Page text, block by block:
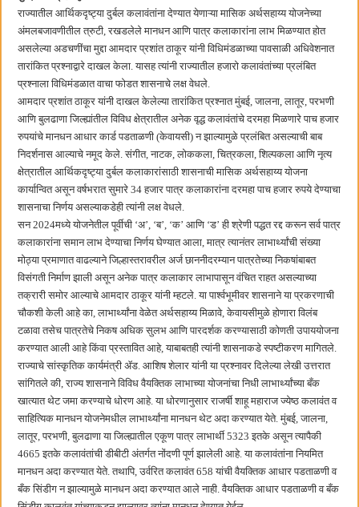
बाल्मर लॉरी आणि शेल इंडियातील कंत्राटी कामगारांना भरघोस पगारवाढ
राज्यातील आर्थिकदृष्ट्या दुर्बल कलावंतांना देण्यात येणाऱ्या मासिक अर्थसहाय्य योजनेच्या
अंमलबजावणीतील त्रुटी, रखडलेले मानधन आणि पात्र कलाकारांना लाभ मिळण्यात होत
असलेल्या अडचणींचा मुद्दा आमदार प्रशांत ठाकूर यांनी विधिमंडळाच्या पावसाळी अधिवेशनात
तारांकित प्रश्नाद्वारे दाखल केला. यासह त्यांनी राज्यातील हजारो कलावंतांच्या प्रलंबित
प्रश्नाला विधिमंडळात वाचा फोडत शासनाचे लक्ष वेधले.
आमदार प्रशांत ठाकूर यांनी दाखल केलेल्या तारांकित प्रश्नात मुंबई, जालना, लातूर, परभणी
आणि बुलढाणा जिल्ह्यांतील विविध क्षेत्रातील अनेक वृद्ध कलावंतांचे दरमहा मिळणारे पाच हजार
रुपयांचे मानधन आधार कार्ड पडताळणी (केवायसी) न झाल्यामुळे प्रलंबित असल्याची बाब
निदर्शनास आल्याचे नमूद केले. संगीत, नाटक, लोककला, चित्रकला, शिल्पकला आणि नृत्य
क्षेत्रातील आर्थिकदृष्ट्या दुर्बल कलाकारांसाठी शासनाची मासिक अर्थसहाय्य योजना
कार्यान्वित असून वर्षभरात सुमारे 34 हजार पात्र कलाकारांना दरमहा पाच हजार रुपये देण्याचा
शासनाचा निर्णय असल्याकडेही त्यांनी लक्ष वेधले.
सन 2024मध्ये योजनेतील पूर्वीची ‘अ’, ‘ब’, ‘क’ आणि ‘ड’ ही श्रेणी पद्धत रद्द करून सर्व पात्र
कलाकारांना समान लाभ देण्याचा निर्णय घेण्यात आला, मात्र त्यानंतर लाभार्थ्यांची संख्या
मोठ्या प्रमाणात वाढल्याने जिल्हास्तरावरील अर्ज छाननीदरम्यान पात्रतेच्या निकषांबाबत
विसंगती निर्माण झाली असून अनेक पात्र कलाकार लाभापासून वंचित राहत असल्याच्या
तक्रारी समोर आल्याचे आमदार ठाकूर यांनी म्हटले. या पार्श्वभूमीवर शासनाने या प्रकरणाची
चौकशी केली आहे का, लाभार्थ्यांना वेळेत अर्थसहाय्य मिळावे, केवायसीमुळे होणारा विलंब
टळावा तसेच पात्रतेचे निकष अधिक सुलभ आणि पारदर्शक करण्यासाठी कोणती उपाययोजना
करण्यात आली आहे किंवा प्रस्तावित आहे, याबाबतही त्यांनी शासनाकडे स्पष्टीकरण मागितले.
राज्याचे सांस्कृतिक कार्यमंत्री ॲड. आशिष शेलार यांनी या प्रश्नावर दिलेल्या लेखी उत्तरात
सांगितले की, राज्य शासनाने विविध वैयक्तिक लाभाच्या योजनांचा निधी लाभार्थ्यांच्या बँक
खात्यात थेट जमा करण्याचे धोरण आहे. या धोरणानुसार राजर्षी शाहू महाराज ज्येष्ठ कलावंत व
साहित्यिक मानधन योजनेमधील लाभार्थ्यांना मानधन थेट अदा करण्यात येते. मुंबई, जालना,
लातूर, परभणी, बुलढाणा या जिल्ह्यातील एकूण पात्र लाभार्थी 5323 इतके असून त्यापैकी
4665 इतके कलावंतांची डीबीटी अंतर्गत नोंदणी पूर्ण झालेली आहे. या कलावंतांना नियमित
मानधन अदा करण्यात येते. तथापि, उर्वरित कलावंत 658 यांची वैयक्तिक आधार पडताळणी व
बँक सिंडीग न झाल्यामुळे मानधन अदा करण्यात आले नाही. वैयक्तिक आधार पडताळणी व बँक